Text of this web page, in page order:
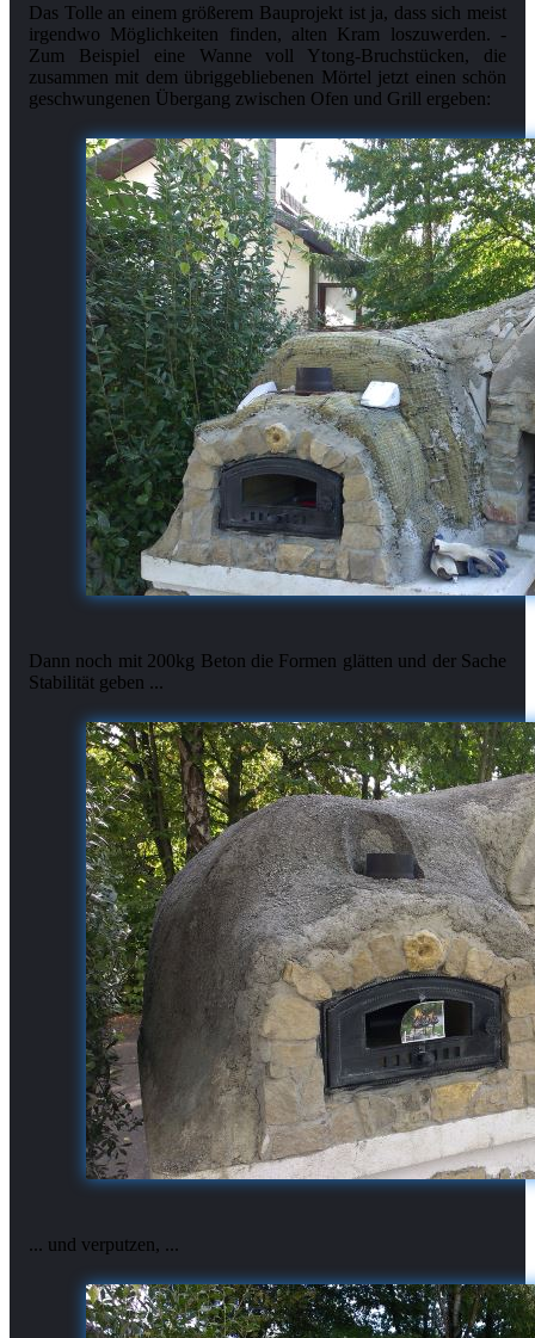
Das Tolle an einem größerem Bauprojekt ist ja, dass sich meist
irgendwo Möglichkeiten finden, alten Kram loszuwerden. -
Zum Beispiel eine Wanne voll Ytong-Bruchstücken, die
zusammen mit dem übriggebliebenen Mörtel jetzt einen schön
Dann noch mit 200kg Beton die Formen glätten und der Sache